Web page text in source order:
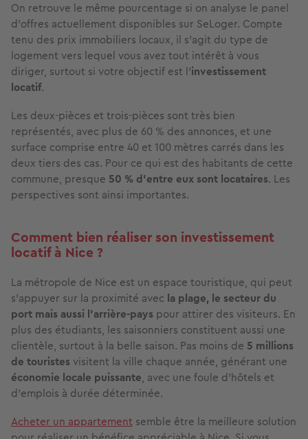
On retrouve le même pourcentage si on analyse le panel
d'offres actuellement disponibles sur SeLoger. Compte
tenu des prix immobiliers locaux, il s'agit du type de
logement vers lequel vous avez tout intérêt à vous
diriger, surtout si votre objectif est l'investissement
locatif.
Les deux-pièces et trois-pièces sont très bien
représentés, avec plus de 60 % des annonces, et une
surface comprise entre 40 et 100 mètres carrés dans les
deux tiers des cas. Pour ce qui est des habitants de cette
commune, presque 50 % d'entre eux sont locataires. Les
perspectives sont ainsi importantes.
Comment bien réaliser son investissement
locatif à Nice ?
La métropole de Nice est un espace touristique, qui peut
s'appuyer sur la proximité avec la plage, le secteur du
port mais aussi l'arrière-pays pour attirer des visiteurs. En
plus des étudiants, les saisonniers constituent aussi une
clientèle, surtout à la belle saison. Pas moins de 5 millions
de touristes visitent la ville chaque année, générant une
économie locale puissante, avec une foule d'hôtels et
d'emplois à durée déterminée.
Acheter un appartement semble être la meilleure solution